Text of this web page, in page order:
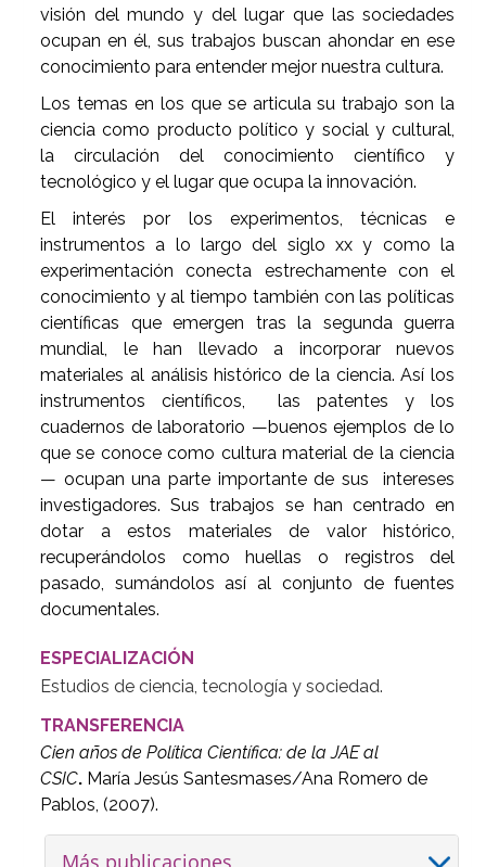
visión del mundo y del lugar que las sociedades
ocupan en él, sus trabajos buscan ahondar en ese
conocimiento para entender mejor nuestra cultura.
Los temas en los que se articula su trabajo son la
ciencia como producto político y social y cultural,
la circulación del conocimiento científico y
tecnológico y el lugar que ocupa la innovación.
El interés por los experimentos, técnicas e
instrumentos a lo largo del siglo xx y como la
experimentación conecta estrechamente con el
conocimiento y al tiempo también con las políticas
científicas que emergen tras la segunda guerra
mundial, le han llevado a incorporar nuevos
materiales al análisis histórico de la ciencia. Así los
instrumentos científicos, las patentes y los
cuadernos de laboratorio —buenos ejemplos de lo
que se conoce como cultura material de la ciencia
— ocupan una parte importante de sus intereses
investigadores. Sus trabajos se han centrado en
dotar a estos materiales de valor histórico,
recuperándolos como huellas o registros del
pasado, sumándolos así al conjunto de fuentes
documentales.
ESPECIALIZACIÓN
Estudios de ciencia, tecnología y sociedad.
TRANSFERENCIA
Cien años de Política Científica: de la JAE al
CSIC. María Jesús Santesmases/Ana Romero de
Pablos, (2007).
Más publicaciones